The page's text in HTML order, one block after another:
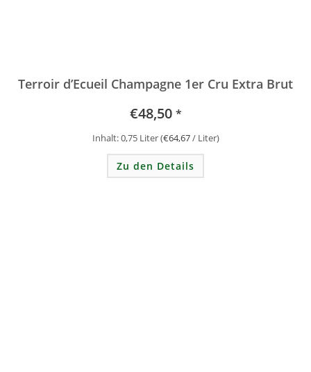
Terroir d’Ecueil Champagne 1er Cru Extra Brut
€48,50 *
Inhalt: 0,75 Liter(€64,67/ Liter)
Zu den Details